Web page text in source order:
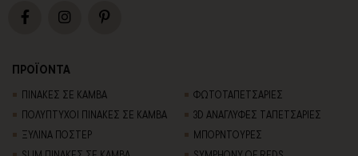
ΠΡΟΪΟΝΤΑ
ΠΙΝΑΚΕΣ ΣΕ ΚΑΜΒΑ
ΠΟΛΥΠΤΥΧΟΙ ΠΙΝΑΚΕΣ ΣΕ ΚΑΜΒΑ
ΞΥΛΙΝΑ ΠΟΣΤΕΡ
ΦΩΤΟΤΑΠΕΤΣΑΡΙΕΣ
3D AΝΑΓΛΥΦΕΣ TΑΠΕΤΣΑΡΙΕΣ
ΜΠΟΡΝΤΟΥΡΕΣ